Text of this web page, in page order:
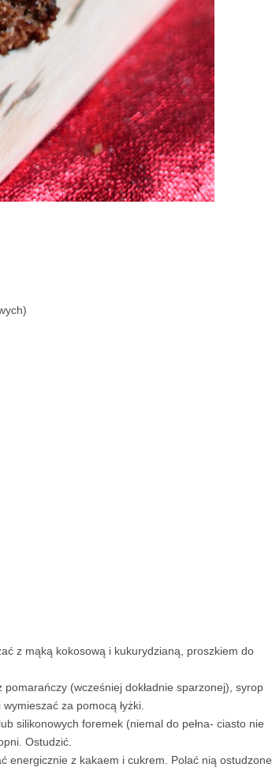
z mąką kokosową i kukurydzianą, proszkiem do
(wcześniej dokładnie sparzonej), syrop
za pomocą łyżki.
silikonowych foremek (niemal do pełna- ciasto nie
Ostudzić.
energicznie z kakaem i cukrem. Polać nią ostudzone